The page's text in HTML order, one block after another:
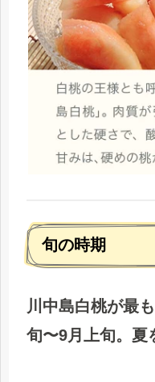
旬の時期
川中島白桃が最
旬〜9月上旬。夏